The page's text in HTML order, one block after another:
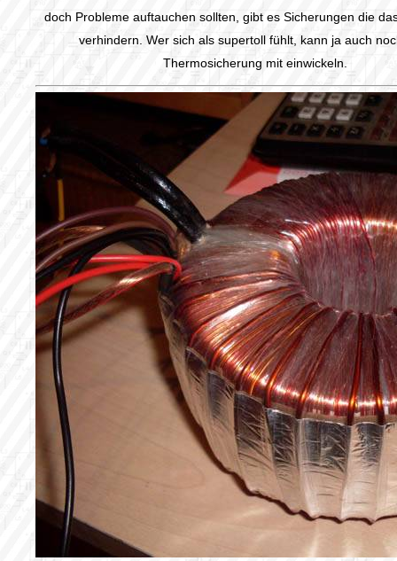
doch Probleme auftauchen sollten, gibt es Sicherungen die
verhindern. Wer sich als supertoll fühlt, kann ja auch
Thermosicherung mit einwickeln.